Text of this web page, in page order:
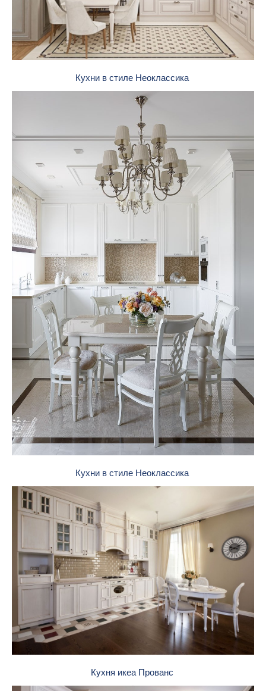
Кухни в стиле Неоклассика
Кухни в стиле Неоклассика
Кухня икеа Прованс